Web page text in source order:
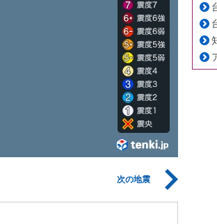
次の地震